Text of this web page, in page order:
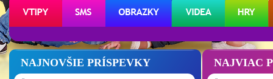
NAJNOVŠIE PRÍSPEVKY NAJVIAC